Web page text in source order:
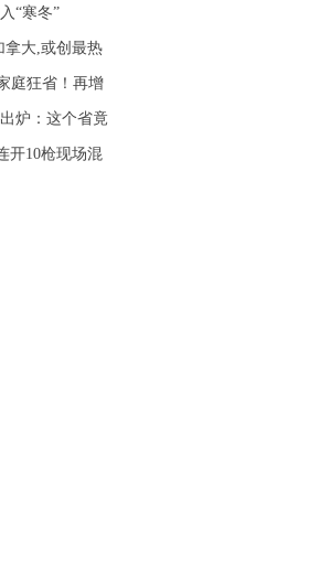
“寒冬”
拿大,或创最热
庭狂省！再增
炉：这个省竟
开10枪现场混